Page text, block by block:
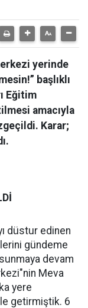
yerinde
başlıklı
Eğitim
amacıyla
Karar;
düstur edinen
gündeme
devam
Meva
yere
getirmiştik. 6